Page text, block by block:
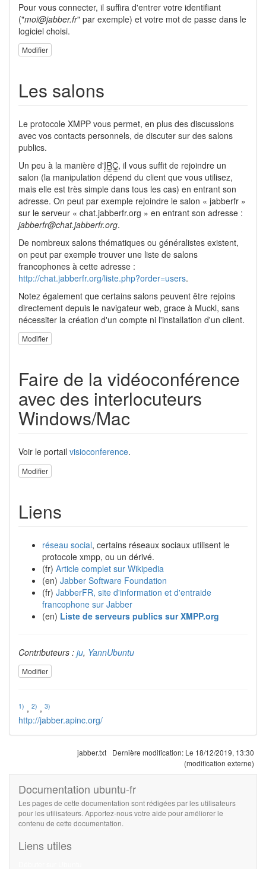
Pour vous connecter, il suffira d'entrer votre identifiant
("moi@jabber.fr" par exemple) et votre mot de passe dans le
logiciel choisi.
Modifier
Les salons
Le protocole XMPP vous permet, en plus des discussions
avec vos contacts personnels, de discuter sur des salons
publics.
Un peu à la manière d'IRC, il vous suffit de rejoindre un
salon (la manipulation dépend du client que vous utilisez,
mais elle est très simple dans tous les cas) en entrant son
adresse. On peut par exemple rejoindre le salon « jabberfr »
sur le serveur « chat.jabberfr.org » en entrant son adresse :
jabberfr@chat.jabberfr.org.
De nombreux salons thématiques ou généralistes existent,
on peut par exemple trouver une liste de salons
francophones à cette adresse :
http://chat.jabberfr.org/liste.php?order=users.
Notez également que certains salons peuvent être rejoins
directement depuis le navigateur web, grace à Muckl, sans
nécessiter la création d'un compte ni l'installation d'un client.
Modifier
Faire de la vidéoconférence
avec des interlocuteurs
Windows/Mac
Voir le portail visioconference.
Modifier
Liens
réseau social, certains réseaux sociaux utilisent le
protocole xmpp, ou un dérivé.
(fr) Article complet sur Wikipedia
(en) Jabber Software Foundation
(fr) JabberFR, site d'information et d'entraide
francophone sur Jabber
(en) Liste de serveurs publics sur XMPP.org
Contributeurs : ju, YannUbuntu
Modifier
1) , 2) , 3)
http://jabber.apinc.org/
jabber.txt Dernière modification: Le 18/12/2019, 13:30
(modification externe)
Documentation ubuntu-fr
Les pages de cette documentation sont rédigées par les utilisateurs
pour les utilisateurs. Apportez-nous votre aide pour améliorer le
contenu de cette documentation.
Liens utiles